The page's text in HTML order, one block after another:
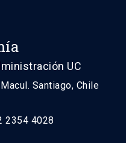
UC
Santiago, Chile
2354 4028